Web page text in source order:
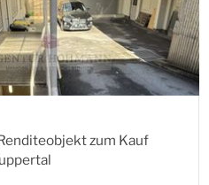
zum Kauf